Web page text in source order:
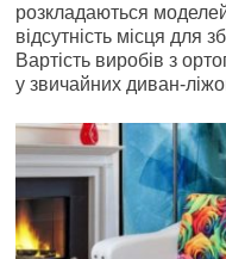
розкладаються
відсутність місця для
Вартість виробів з
у звичайних диван-